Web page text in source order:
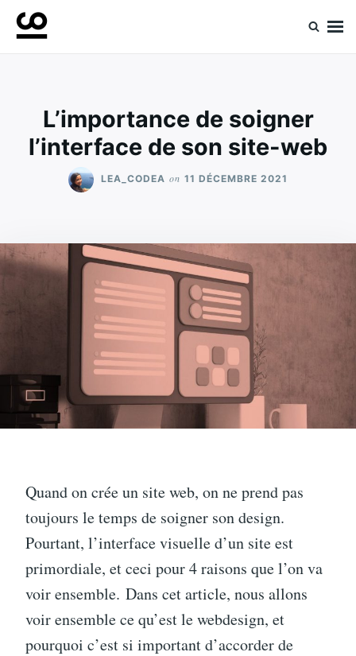
SkipSearch
for:
L’importance de soigner
l’interface de son site-web
LEA_CODEA on 11 DÉCEMBRE 2021
Quand on crée un site web, on ne prend pas
toujours le temps de soigner son design.
Pourtant, l’interface visuelle d’un site est
primordiale, et ceci pour 4 raisons que l’on va
voir ensemble. Dans cet article, nous allons
voir ensemble ce qu’est le webdesign, et
pourquoi c’est si important d’accorder de